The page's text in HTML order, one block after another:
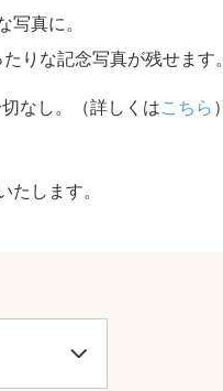
真に。
りな記念写真が残せます。
なし。（詳しくはこちら ）
します。